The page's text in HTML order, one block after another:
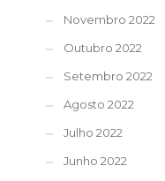
Novembro 2022
Outubro 2022
Setembro 2022
Agosto 2022
Julho 2022
Junho 2022